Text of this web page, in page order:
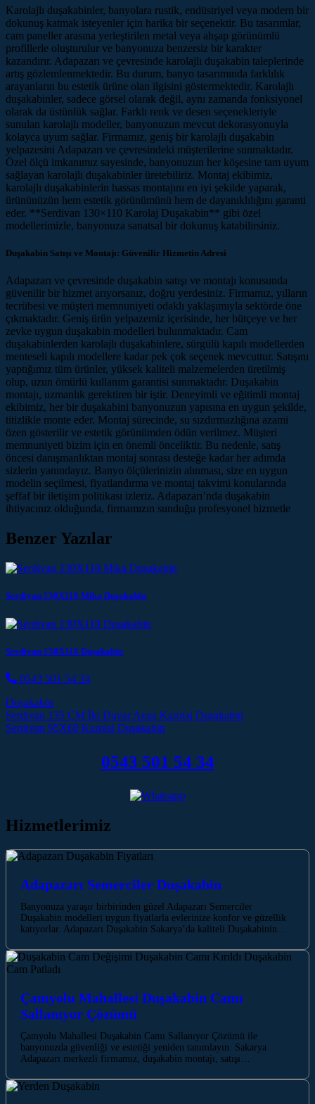
Karolajlı duşakabinler, banyolara rustik, endüstriyel veya modern bir
dokunuş katmak isteyenler için harika bir seçenektir. Bu tasarımlar,
cam paneller arasına yerleştirilen metal veya ahşap görünümlü
profillerle oluşturulur ve banyonuza benzersiz bir karakter
kazandırır. Adapazarı ve çevresinde karolajlı duşakabin taleplerinde
artış gözlemlenmektedir. Bu durum, banyo tasarımında farklılık
arayanların bu estetik ürüne olan ilgisini göstermektedir. Karolajlı
duşakabinler, sadece görsel olarak değil, aynı zamanda fonksiyonel
olarak da üstünlük sağlar. Farklı renk ve desen seçenekleriyle
sunulan karolajlı modeller, banyonuzun mevcut dekorasyonuyla
kolayca uyum sağlar. Firmamız, geniş bir karolajlı duşakabin
yelpazesini Adapazarı ve çevresindeki müşterilerine sunmaktadır.
Özel ölçü imkanımız sayesinde, banyonuzun her köşesine tam uyum
sağlayan karolajlı duşakabinler üretebiliriz. Montaj ekibimiz,
karolajlı duşakabinlerin hassas montajını en iyi şekilde yaparak,
ürününüzün hem estetik görünümünü hem de dayanıklılığını garanti
eder. **Serdivan 130×110 Karolaj Duşakabin** gibi özel
modellerimizle, banyonuza sanatsal bir dokunuş katabilirsiniz.
Duşakabin Satışı ve Montajı: Güvenilir Hizmetin Adresi
Adapazarı ve çevresinde duşakabin satışı ve montajı konusunda
güvenilir bir hizmet arıyorsanız, doğru yerdesiniz. Firmamız, yılların
tecrübesi ve müşteri memnuniyeti odaklı yaklaşımıyla sektörde öne
çıkmaktadır. Geniş ürün yelpazemiz içerisinde, her bütçeye ve her
zevke uygun duşakabin modelleri bulunmaktadır. Cam
duşakabinlerden karolajlı duşakabinlere, sürgülü kapılı modellerden
menteseli kapılı modellere kadar pek çok seçenek mevcuttur. Satışını
yaptığımız tüm ürünler, yüksek kaliteli malzemelerden üretilmiş
olup, uzun ömürlü kullanım garantisi sunmaktadır. Duşakabin
montajı, uzmanlık gerektiren bir iştir. Deneyimli ve eğitimli montaj
ekibimiz, her bir duşakabini banyonuzun yapısına en uygun şekilde,
titizlikle monte eder. Montaj sürecinde, su sızdırmazlığına azami
özen gösterilir ve estetik görünümden ödün verilmez. Müşteri
memnuniyeti bizim için en önemli önceliktir. Bu nedenle, satış
öncesi danışmanlıktan montaj sonrası desteğe kadar her adımda
sizlerin yanındayız. Banyo ölçülerinizin alınması, size en uygun
modelin seçilmesi, fiyatlandırma ve montaj takvimi konularında
şeffaf bir iletişim politikası izleriz. Adapazarı’nda duşakabin
ihtiyacınız olduğunda, firmamızın sunduğu profesyonel hizmetle
Benzer Yazılar
Serdivan 130X110 Mika Duşakabin
Serdivan 130X110 Duşakabin
0543 501 54 34
Duşakabin
Post navigation
Serdivan 135 CM İki Duvar Arası Karolaj Duşakabin
Serdivan 95X60 Karolaj Duşakabin
0543 501 54 34
Hizmetlerimiz
Adapazarı Semerciler Duşakabin
Banyonuza yaraşır birbirinden güzel Adapazarı Semerciler
Duşakabin modelleri uygun fiyatlarla evlerinize konfor ve güzellik
katıyorlar. Adapazarı Duşakabin Sakarya’da kaliteli Duşakabinin…
Çamyolu Mahallesi Duşakabin Camı
Sallanıyor Çözümü
Çamyolu Mahallesi Duşakabin Camı Sallanıyor Çözümü ile
banyonuzda güvenliği ve estetiği yeniden tanımlayın. Sakarya
Adapazarı merkezli firmamız, duşakabin montajı, satışı…